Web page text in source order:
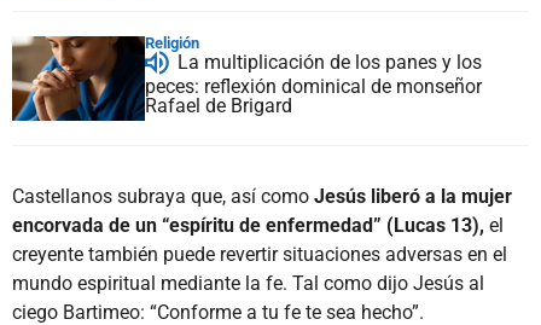
Religión
La multiplicación de los panes y los
peces: reflexión dominical de monseñor
Rafael de Brigard
Castellanos subraya que, así como Jesús liberó a la mujer
encorvada de un “espíritu de enfermedad” (Lucas 13), el
creyente también puede revertir situaciones adversas en el
mundo espiritual mediante la fe. Tal como dijo Jesús al
ciego Bartimeo: “Conforme a tu fe te sea hecho”.